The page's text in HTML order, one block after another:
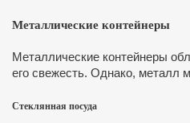
Металлические контейнеры
Металлические контейнеры
его свежесть. Однако, металл
Стеклянная посуда